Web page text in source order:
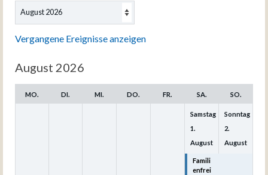
Auswahl
Monats
Vergangene Ereignisse anzeigen
August 2026
MO. DI. MI. DO. FR. SA. SO.
Samstag
1.
August
Famili
enfrei
Sonntag
2.
August